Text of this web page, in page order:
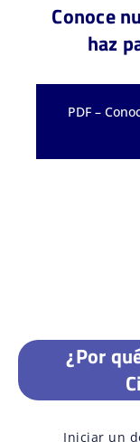
Conoce
haz
PDF –
¿Por
Iniciar un